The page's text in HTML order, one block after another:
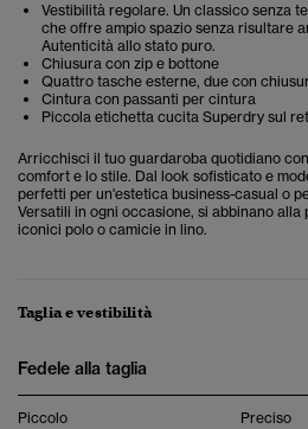
Vestibilità regolare. Un classico senza
che offre ampio spazio senza risultare
Autenticità allo stato puro.
Chiusura con zip e bottone
Quattro tasche esterne, due con
Cintura con passanti per cintura
Piccola etichetta cucita Superdry sul
Arricchisci il tuo guardaroba quotidiano
comfort e lo stile. Dal look sofisticato e
perfetti per un'estetica business-casual o
Versatili in ogni occasione, si abbinano
iconici polo o camicie in lino.
Taglia e vestibilità
Fedele alla taglia
Piccolo Preciso